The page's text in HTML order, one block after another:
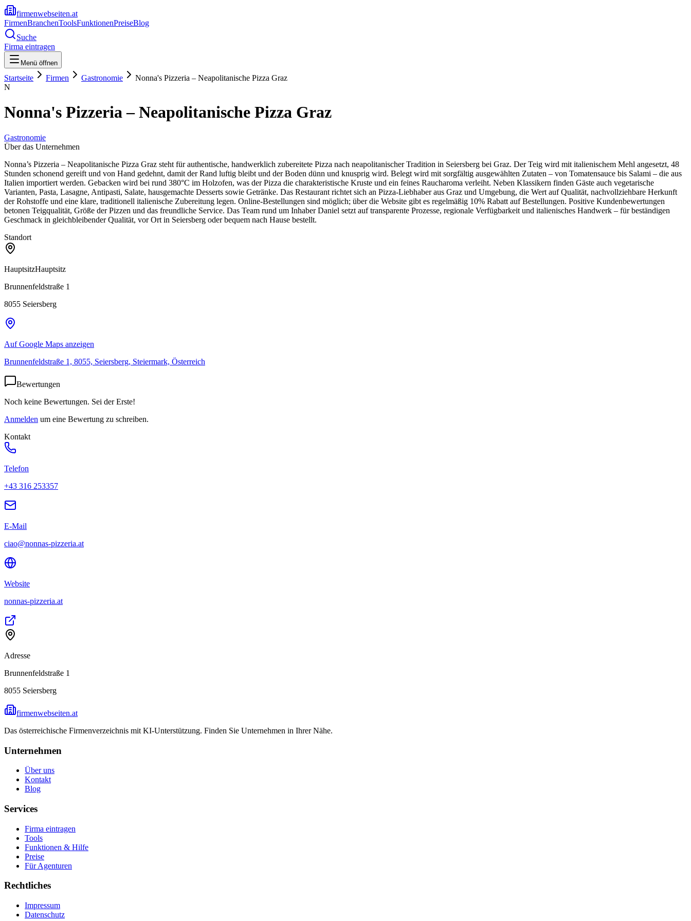
firmenwebseiten.at
FirmenBranchenToolsFunktionenPreiseBlog
Suche
Firma eintragen
Menü öffnen
Startseite Firmen Gastronomie
Nonna's Pizzeria – Neapolitanische Pizza Graz
N
Nonna's Pizzeria – Neapolitanische Pizza Graz
Gastronomie
Über das Unternehmen
Nonna’s Pizzeria – Neapolitanische Pizza Graz steht für authentische, handwerklich zubereitete Pizza nach neapolitanischer Tradition in Seiersberg bei Graz. Der Teig wird mit italienischem Mehl angesetzt, 48
Stunden schonend gereift und von Hand gedehnt, damit der Rand luftig bleibt und der Boden dünn und knusprig wird. Belegt wird mit sorgfältig ausgewählten Zutaten – von Tomatensauce bis Salami – die aus
Italien importiert werden. Gebacken wird bei rund 380°C im Holzofen, was der Pizza die charakteristische Kruste und ein feines Raucharoma verleiht. Neben Klassikern finden Gäste auch vegetarische
Varianten, Pasta, Lasagne, Antipasti, Salate, hausgemachte Desserts sowie Getränke. Das Restaurant richtet sich an Pizza-Liebhaber aus Graz und Umgebung, die Wert auf Qualität, nachvollziehbare Herkunft
der Rohstoffe und eine klare, traditionell italienische Zubereitung legen. Online-Bestellungen sind möglich; über die Website gibt es regelmäßig 10% Rabatt auf Bestellungen. Positive Kundenbewertungen
betonen Teigqualität, Größe der Pizzen und das freundliche Service. Das Team rund um Inhaber Daniel setzt auf transparente Prozesse, regionale Verfügbarkeit und italienisches Handwerk – für beständigen
Geschmack in gleichbleibender Qualität, vor Ort in Seiersberg oder bequem nach Hause bestellt.
Standort
HauptsitzHauptsitz
Brunnenfeldstraße 1
8055 Seiersberg
Auf Google Maps anzeigen
Brunnenfeldstraße 1, 8055, Seiersberg, Steiermark, Österreich
Bewertungen
Noch keine Bewertungen. Sei der Erste!
Anmelden um eine Bewertung zu schreiben.
Kontakt
Telefon
+43 316 253357
E-Mail
ciao@nonnas-pizzeria.at
Website
nonnas-pizzeria.at
Adresse
Brunnenfeldstraße 1
8055 Seiersberg
firmenwebseiten.at
Das österreichische Firmenverzeichnis mit KI-Unterstützung. Finden Sie Unternehmen in Ihrer Nähe.
Unternehmen
Über uns
Kontakt
Blog
Services
Firma eintragen
Tools
Funktionen & Hilfe
Preise
Für Agenturen
Rechtliches
Impressum
Datenschutz